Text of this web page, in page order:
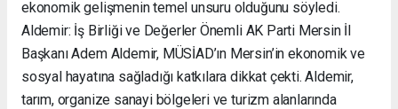
ekonomik gelişmenin temel unsuru olduğunu söyledi.
Aldemir: İş Birliği ve Değerler Önemli AK Parti Mersin İl
Başkanı Adem Aldemir, MÜSİAD’ın Mersin’in ekonomik ve
sosyal hayatına sağladığı katkılara dikkat çekti. Aldemir,
tarım, organize sanayi bölgeleri ve turizm alanlarında